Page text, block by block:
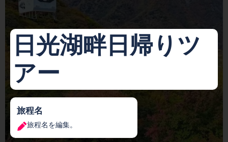
日光湖畔日帰りツ
アー
旅程名
旅程名を編集。